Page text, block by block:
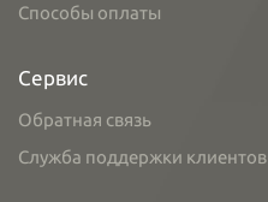
Способы оплаты
Сервис
Обратная связь
Служба поддержки клиентов